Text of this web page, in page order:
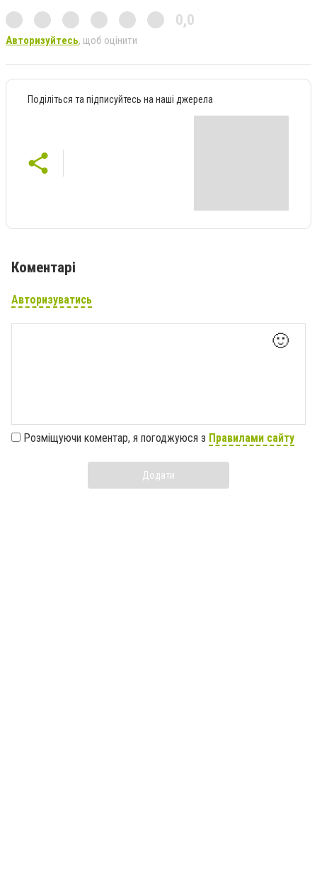
0,0
Авторизуйтесь, щоб оцінити
Поділіться та підписуйтесь на наші джерела
Коментарі
Авторизуватись
🙂
Розміщуючи коментар, я погоджуюся з Правилами сайту
Додати